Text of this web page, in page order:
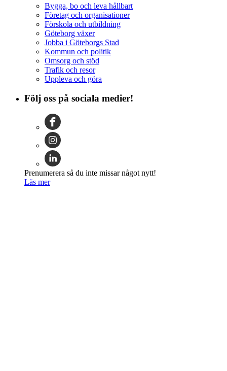
Bygga, bo och leva hållbart
Företag och organisationer
Förskola och utbildning
Göteborg växer
Jobba i Göteborgs Stad
Kommun och politik
Omsorg och stöd
Trafik och resor
Uppleva och göra
Följ oss på sociala medier!
Prenumerera så du inte missar något nytt!
Läs mer